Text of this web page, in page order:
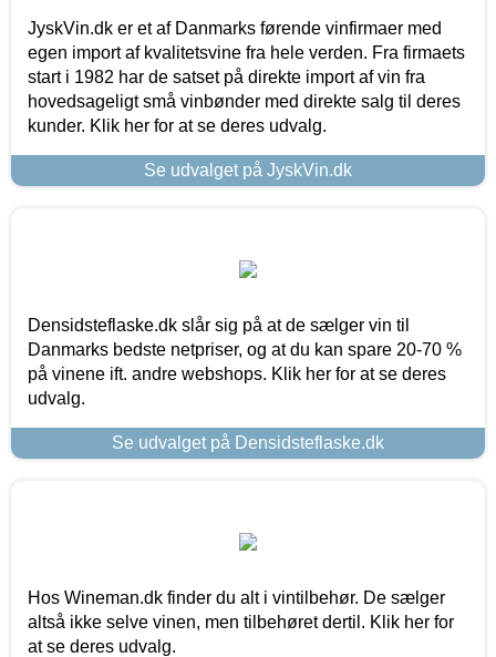
JyskVin.dk er et af Danmarks førende vinfirmaer med
egen import af kvalitetsvine fra hele verden. Fra firmaets
start i 1982 har de satset på direkte import af vin fra
hovedsageligt små vinbønder med direkte salg til deres
kunder. Klik her for at se deres udvalg.
Se udvalget på JyskVin.dk
Densidsteflaske.dk slår sig på at de sælger vin til
Danmarks bedste netpriser, og at du kan spare 20-70 %
på vinene ift. andre webshops. Klik her for at se deres
udvalg.
Se udvalget på Densidsteflaske.dk
Hos Wineman.dk finder du alt i vintilbehør. De sælger
altså ikke selve vinen, men tilbehøret dertil. Klik her for
at se deres udvalg.